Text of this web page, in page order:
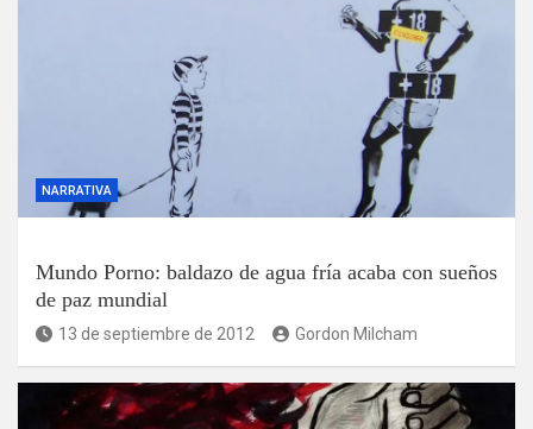
NARRATIVA
Mundo Porno: baldazo de agua fría acaba con sueños
de paz mundial
13 de septiembre de 2012 Gordon Milcham